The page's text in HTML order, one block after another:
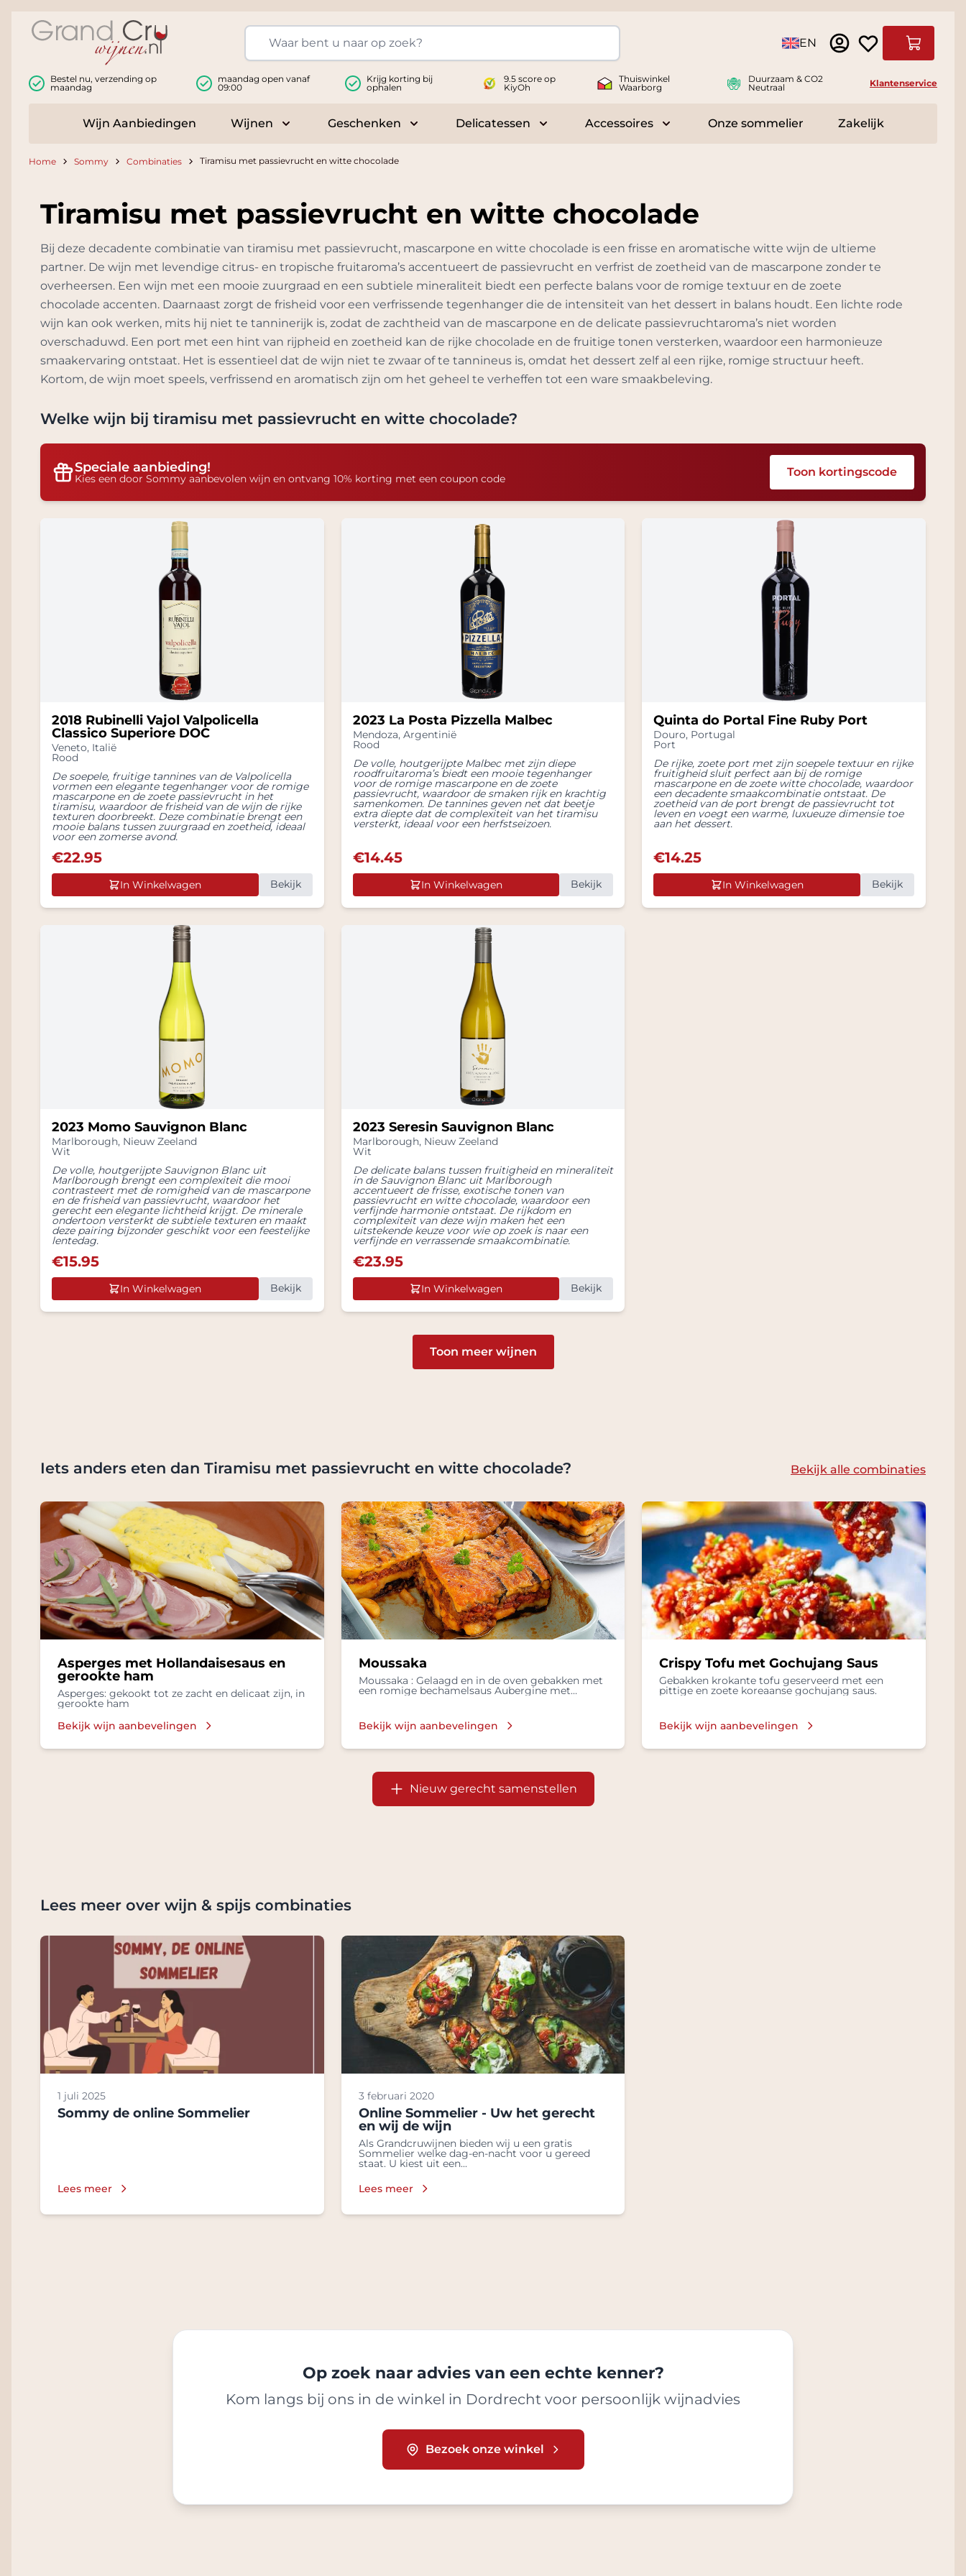
Taal EN
Bestel nu, verzending op
maandag
maandag open vanaf
09:00
Krijg korting bij
ophalen
9.5 score op
KiyOh
Thuiswinkel
Waarborg
Duurzaam & CO2
Neutraal
Klantenservice
Wijn Aanbiedingen Wijnen
Toggle submenu for Wijnen
Geschenken
Toggle submenu for Geschenken
Delicatessen
Toggle submenu for Delicatessen
Accessoires
Toggle submenu for Accessoires
Onze sommelier Zakelijk
Home Sommy Combinaties Tiramisu met passievrucht en witte chocolade
Tiramisu met passievrucht en witte chocolade
Bij deze decadente combinatie van tiramisu met passievrucht, mascarpone en witte chocolade is een frisse en aromatische witte wijn de ultieme
partner. De wijn met levendige citrus- en tropische fruitaroma’s accentueert de passievrucht en verfrist de zoetheid van de mascarpone zonder te
overheersen. Een wijn met een mooie zuurgraad en een subtiele mineraliteit biedt een perfecte balans voor de romige textuur en de zoete
chocolade accenten. Daarnaast zorgt de frisheid voor een verfrissende tegenhanger die de intensiteit van het dessert in balans houdt. Een lichte rode
wijn kan ook werken, mits hij niet te tanninerijk is, zodat de zachtheid van de mascarpone en de delicate passievruchtaroma’s niet worden
overschaduwd. Een port met een hint van rijpheid en zoetheid kan de rijke chocolade en de fruitige tonen versterken, waardoor een harmonieuze
smaakervaring ontstaat. Het is essentieel dat de wijn niet te zwaar of te tannineus is, omdat het dessert zelf al een rijke, romige structuur heeft.
Kortom, de wijn moet speels, verfrissend en aromatisch zijn om het geheel te verheffen tot een ware smaakbeleving.
Welke wijn bij tiramisu met passievrucht en witte chocolade?
Speciale aanbieding!
Kies een door Sommy aanbevolen wijn en ontvang 10% korting met een coupon code Toon kortingscode
2018 Rubinelli Vajol Valpolicella
Classico Superiore DOC
Veneto, Italië
Rood
De soepele, fruitige tannines van de Valpolicella
vormen een elegante tegenhanger voor de romige
mascarpone en de zoete passievrucht in het
tiramisu, waardoor de frisheid van de wijn de rijke
texturen doorbreekt. Deze combinatie brengt een
mooie balans tussen zuurgraad en zoetheid, ideaal
voor een zomerse avond.
€22.95
In Winkelwagen Bekijk
2023 La Posta Pizzella Malbec
Mendoza, Argentinië
Rood
De volle, houtgerijpte Malbec met zijn diepe
roodfruitaroma’s biedt een mooie tegenhanger
voor de romige mascarpone en de zoete
passievrucht, waardoor de smaken rijk en krachtig
samenkomen. De tannines geven net dat beetje
extra diepte dat de complexiteit van het tiramisu
versterkt, ideaal voor een herfstseizoen.
€14.45
In Winkelwagen Bekijk
Quinta do Portal Fine Ruby Port
Douro, Portugal
Port
De rijke, zoete port met zijn soepele textuur en rijke
fruitigheid sluit perfect aan bij de romige
mascarpone en de zoete witte chocolade, waardoor
een decadente smaakcombinatie ontstaat. De
zoetheid van de port brengt de passievrucht tot
leven en voegt een warme, luxueuze dimensie toe
aan het dessert.
€14.25
In Winkelwagen Bekijk
2023 Momo Sauvignon Blanc
Marlborough, Nieuw Zeeland
Wit
De volle, houtgerijpte Sauvignon Blanc uit
Marlborough brengt een complexiteit die mooi
contrasteert met de romigheid van de mascarpone
en de frisheid van passievrucht, waardoor het
gerecht een elegante lichtheid krijgt. De minerale
ondertoon versterkt de subtiele texturen en maakt
deze pairing bijzonder geschikt voor een feestelijke
lentedag.
€15.95
In Winkelwagen Bekijk
2023 Seresin Sauvignon Blanc
Marlborough, Nieuw Zeeland
Wit
De delicate balans tussen fruitigheid en mineraliteit
in de Sauvignon Blanc uit Marlborough
accentueert de frisse, exotische tonen van
passievrucht en witte chocolade, waardoor een
verfijnde harmonie ontstaat. De rijkdom en
complexiteit van deze wijn maken het een
uitstekende keuze voor wie op zoek is naar een
verfijnde en verrassende smaakcombinatie.
€23.95
In Winkelwagen Bekijk
Toon meer wijnen
Iets anders eten dan Tiramisu met passievrucht en witte chocolade? Bekijk alle combinaties
Asperges met Hollandaisesaus en
gerookte ham
Asperges: gekookt tot ze zacht en delicaat zijn, in
gerookte ham
Bekijk wijn aanbevelingen
Moussaka
Moussaka : Gelaagd en in de oven gebakken met
een romige bechamelsaus Aubergine met
zoals kaneel en nootmuskaat
Bekijk wijn aanbevelingen
Crispy Tofu met Gochujang Saus
Gebakken krokante tofu geserveerd met een
pittige en zoete koreaanse gochujang saus.
Bekijk wijn aanbevelingen
Nieuw gerecht samenstellen
Lees meer over wijn & spijs combinaties
1 juli 2025
Sommy de online Sommelier
Lees meer
3 februari 2020
Online Sommelier - Uw het gerecht
en wij de wijn
Als Grandcruwijnen bieden wij u een gratis
Sommelier welke dag-en-nacht voor u gereed
staat. U kiest uit een...
Lees meer
Op zoek naar advies van een echte kenner?
Kom langs bij ons in de winkel in Dordrecht voor persoonlijk wijnadvies
Bezoek onze winkel